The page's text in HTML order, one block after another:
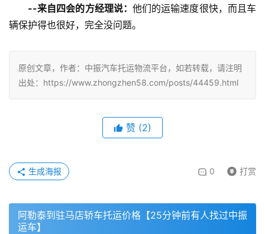
--来自四会的方经理说： 他们的运输速度很快，而且车
辆保护得也很好，完全没问题。
原创文章，作者：中振汽车托运物流平台，如若转载，请注明
出处：https://www.zhongzhen58.com/posts/44459.html
赞 (2)
0 打赏
生成海报
阿勒泰到驻马店轿车托运价格【25分钟前有人找过中振
运车】